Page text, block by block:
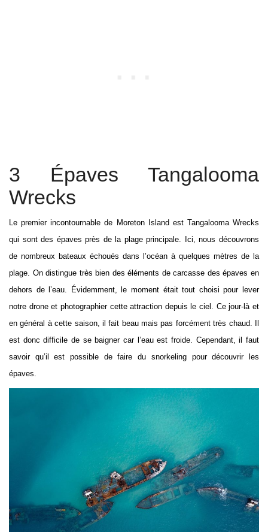
3 Épaves Tangalooma
Wrecks
Le premier incontournable de Moreton Island est Tangalooma Wrecks
qui sont des épaves près de la plage principale. Ici, nous découvrons
de nombreux bateaux échoués dans l’océan à quelques mètres de la
plage. On distingue très bien des éléments de carcasse des épaves en
dehors de l’eau.
Évidemment, le moment était tout choisi pour lever
notre drone et photographier cette attraction depuis le ciel. Ce jour-là et
en général à cette saison, il fait beau mais pas forcément très chaud. Il
est donc difficile de se baigner car l’eau est froide. Cependant, il faut
savoir qu’il est possible de faire du snorkeling pour découvrir les
épaves.